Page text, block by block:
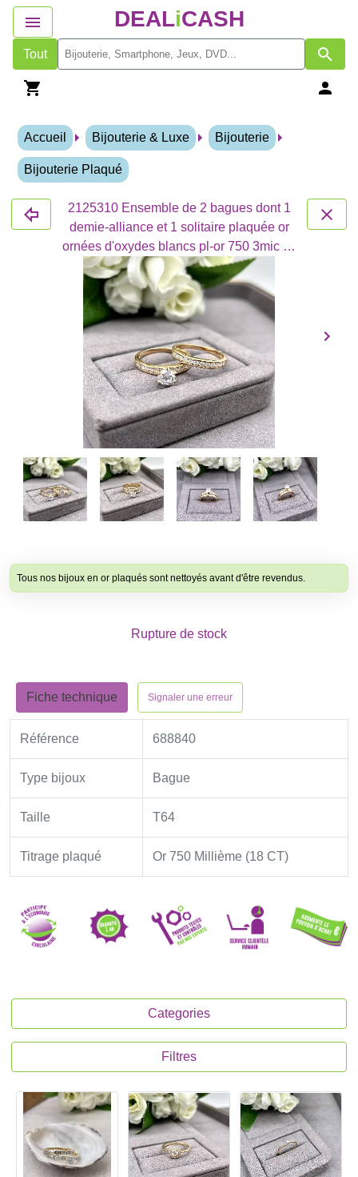
DEALiCASH
Tout
Accueil Bijouterie & Luxe Bijouterie
Bijouterie Plaqué
2125310 Ensemble de 2 bagues dont 1
demie-alliance et 1 solitaire plaquée or
ornées d'oxydes blancs pl-or 750 3mic oz
T64
Tous nos bijoux en or plaqués sont nettoyés avant d'être revendus.
Rupture de stock
Fiche technique Signaler une erreur
Référence 688840
Type bijoux Bague
Taille T64
Titrage plaqué Or 750 Millième (18 CT)
Categories
Filtres